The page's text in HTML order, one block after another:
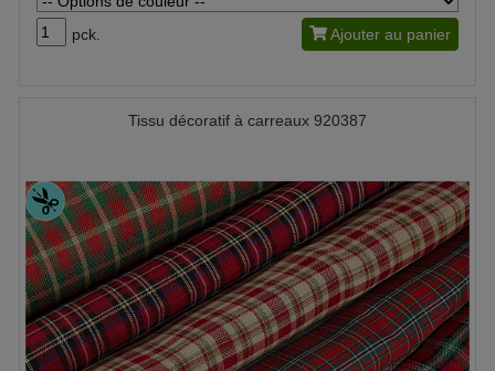
pck. Ajouter au panier
Tissu décoratif à carreaux 920387